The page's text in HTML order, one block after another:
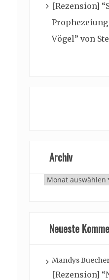
[Rezension]
Vögel” von
Archiv
Archiv
Neueste
Mandys
[Rezension]